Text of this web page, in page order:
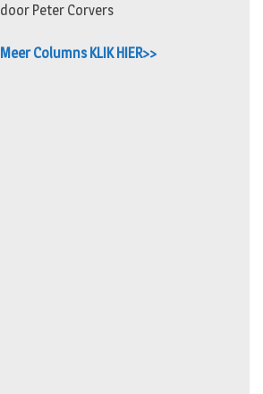
door Peter Corvers
Meer Columns KLIK HIER>>